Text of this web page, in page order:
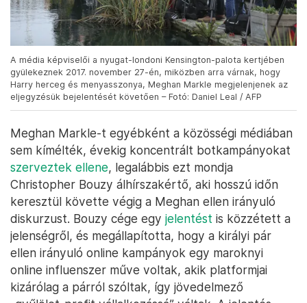
A média képviselői a nyugat-londoni Kensington-palota kertjében
gyülekeznek 2017. november 27-én, miközben arra várnak, hogy
Harry herceg és menyasszonya, Meghan Markle megjelenjenek az
eljegyzésük bejelentését követően – Fotó: Daniel Leal / AFP
Meghan Markle-t egyébként a közösségi médiában
sem kímélték, évekig koncentrált botkampányokat
szerveztek ellene, legalábbis ezt mondja
Christopher Bouzy álhírszakértő, aki hosszú időn
keresztül követte végig a Meghan ellen irányuló
diskurzust. Bouzy cége egy jelentést is közzétett a
jelenségről, és megállapította, hogy a királyi pár
ellen irányuló online kampányok egy maroknyi
online influenszer műve voltak, akik platformjai
kizárólag a párról szóltak, így jövedelmező